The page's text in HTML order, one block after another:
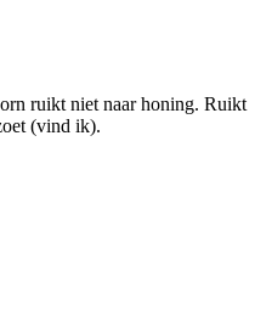
ruikt niet naar honing. Ruikt
(vind ik).